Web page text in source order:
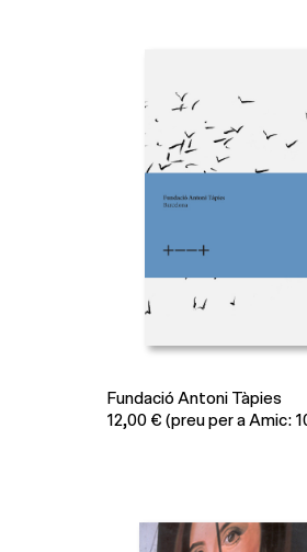
Fundació Antoni Tàpies
12,00 € (preu per a Amic: